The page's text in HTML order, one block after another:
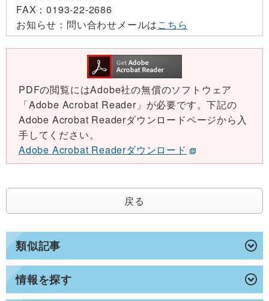
類似記事
情報を探す
FAX：0193-22-2686
お知らせ： 問い合わせメールはこちら
PDFの閲覧にはAdobe社の無償のソフトウェア
「Adobe Acrobat Reader」が必要です。下記の
Adobe Acrobat Readerダウンロードページから入
手してください。
Adobe Acrobat Readerダウンロード
戻る